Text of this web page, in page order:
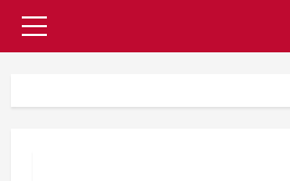
प्राथमिक